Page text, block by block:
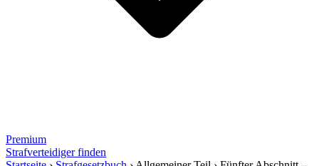
Premium
Strafverteidiger finden